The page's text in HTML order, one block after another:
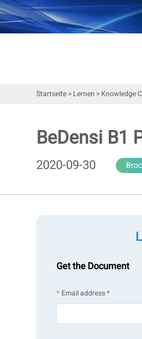
Startseite>Lernen >Knowledge
BeDensi B1
2020-09-30
Get the Document
Email address *